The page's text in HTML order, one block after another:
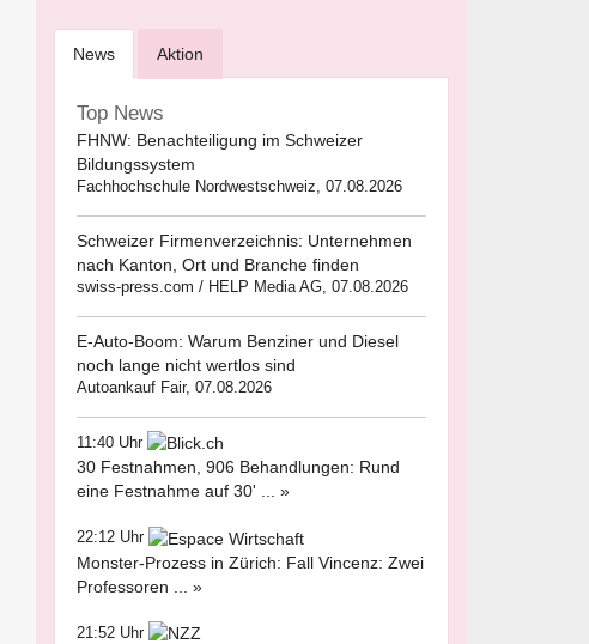
News Aktion
Top News
FHNW: Benachteiligung im Schweizer
Bildungssystem
Fachhochschule Nordwestschweiz, 07.08.2026
Schweizer Firmenverzeichnis: Unternehmen
nach Kanton, Ort und Branche finden
swiss-press.com / HELP Media AG, 07.08.2026
E-Auto-Boom: Warum Benziner und Diesel
noch lange nicht wertlos sind
Autoankauf Fair, 07.08.2026
11:40 Uhr
30 Festnahmen, 906 Behandlungen: Rund
eine Festnahme auf 30' ... »
22:12 Uhr
Monster-Prozess in Zürich: Fall Vincenz: Zwei
Professoren ... »
21:52 Uhr